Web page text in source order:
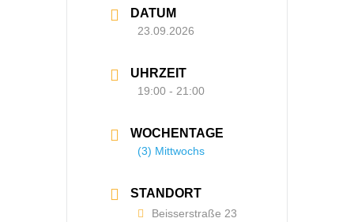
DATUM
23.09.2026
UHRZEIT
19:00 - 21:00
WOCHEN­TAGE
(3) Mittwochs
STANDORT
Beisserstraße 23